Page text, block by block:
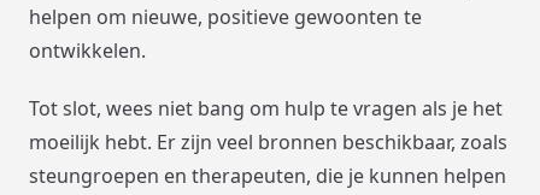
helpen om nieuwe, positieve gewoonten te
ontwikkelen.
Tot slot, wees niet bang om hulp te vragen als je het
moeilijk hebt. Er zijn veel bronnen beschikbaar, zoals
steungroepen en therapeuten, die je kunnen helpen